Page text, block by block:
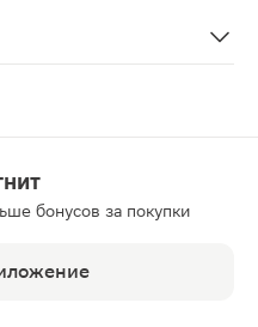
бонусов за покупки